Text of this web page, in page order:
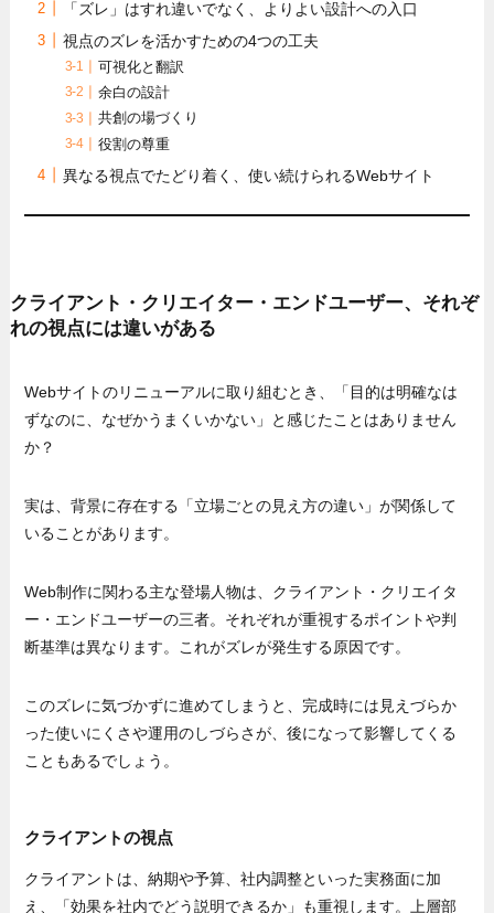
「ズレ」はすれ違いでなく、よりよい設計への入口
視点のズレを活かすための4つの工夫
可視化と翻訳
余白の設計
共創の場づくり
役割の尊重
異なる視点でたどり着く、使い続けられるWebサイト
クライアント・クリエイター・エンドユーザー、それぞ
れの視点には違いがある
Webサイトのリニューアルに取り組むとき、「目的は明確なは
ずなのに、なぜかうまくいかない」と感じたことはありません
か？
実は、背景に存在する「立場ごとの見え方の違い」が関係して
いることがあります。
Web制作に関わる主な登場人物は、クライアント・クリエイタ
ー・エンドユーザーの三者。それぞれが重視するポイントや判
断基準は異なります。これがズレが発生する原因です。
このズレに気づかずに進めてしまうと、完成時には見えづらか
った使いにくさや運用のしづらさが、後になって影響してくる
こともあるでしょう。
クライアントの視点
クライアントは、納期や予算、社内調整といった実務面に加
え、「効果を社内でどう説明できるか」も重視します。上層部